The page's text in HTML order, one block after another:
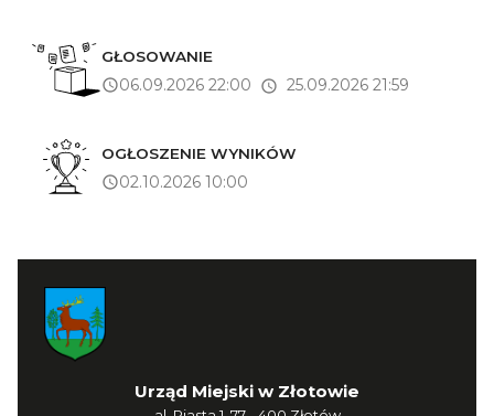
GŁOSOWANIE
06.09.2026 22:00 25.09.2026 21:59
OGŁOSZENIE WYNIKÓW
02.10.2026 10:00
Urząd Miejski w Złotowie